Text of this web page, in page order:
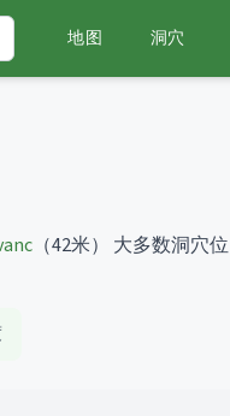
地图 洞穴
（42米）
大多数洞穴位